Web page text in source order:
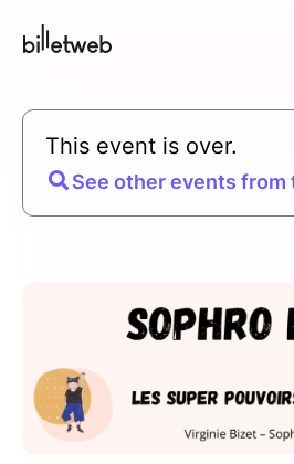
This event is over.
See other events from